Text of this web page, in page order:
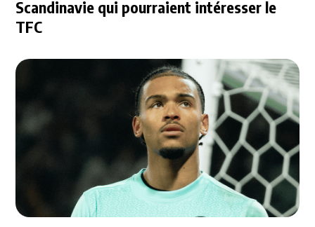
Scandinavie qui pourraient intéresser le
TFC